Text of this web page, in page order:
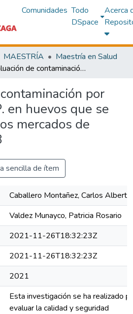
Comunidades Todo
DSpace
Acerca
MAESTRÍA
Maestría en Salud
Evaluación de contaminación por Salmonella SP. en huevos que se expenden en los mercados de Chincha, 2018
por
en huevos que se
mercados de
sencilla de ítem
Caballero Montañez, Carlos Alberto
Valdez Munayco, Patricia Rosario
2021-11-26T18:32:23Z
2021-11-26T18:32:23Z
2021
Esta investigación se ha realizado
evaluar la calidad y seguridad